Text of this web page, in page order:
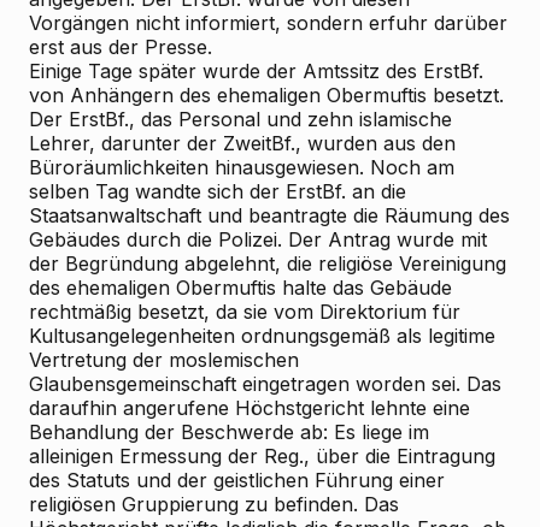
Vorgängen nicht informiert, sondern erfuhr darüber
erst aus der Presse.
Einige Tage später wurde der Amtssitz des ErstBf.
von Anhängern des ehemaligen Obermuftis besetzt.
Der ErstBf., das Personal und zehn islamische
Lehrer, darunter der ZweitBf., wurden aus den
Büroräumlichkeiten hinausgewiesen. Noch am
selben Tag wandte sich der ErstBf. an die
Staatsanwaltschaft und beantragte die Räumung des
Gebäudes durch die Polizei. Der Antrag wurde mit
der Begründung abgelehnt, die religiöse Vereinigung
des ehemaligen Obermuftis halte das Gebäude
rechtmäßig besetzt, da sie vom Direktorium für
Kultusangelegenheiten ordnungsgemäß als legitime
Vertretung der moslemischen
Glaubensgemeinschaft eingetragen worden sei. Das
daraufhin angerufene Höchstgericht lehnte eine
Behandlung der Beschwerde ab: Es liege im
alleinigen Ermessung der Reg., über die Eintragung
des Statuts und der geistlichen Führung einer
religiösen Gruppierung zu befinden. Das